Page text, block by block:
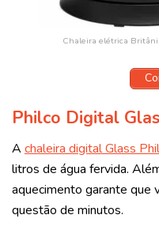
Chaleira elétrica
Philco Digital
A chaleira digital Glass
litros de água fervida.
aquecimento garante que
questão de minutos.